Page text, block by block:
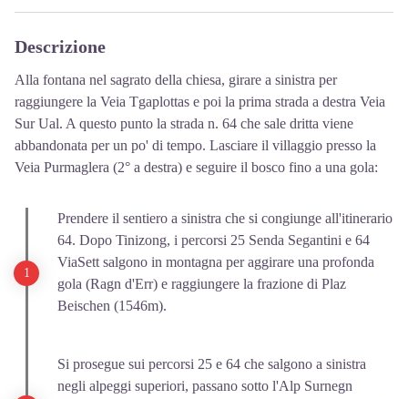
Descrizione
Alla fontana nel sagrato della chiesa, girare a sinistra per
raggiungere la Veia Tgaplottas e poi la prima strada a destra Veia
Sur Ual. A questo punto la strada n. 64 che sale dritta viene
abbandonata per un po' di tempo. Lasciare il villaggio presso la
Veia Purmaglera (2° a destra) e seguire il bosco fino a una gola:
Prendere il sentiero a sinistra che si congiunge all'itinerario
64. Dopo Tinizong, i percorsi 25 Senda Segantini e 64
ViaSett salgono in montagna per aggirare una profonda
gola (Ragn d'Err) e raggiungere la frazione di Plaz
Beischen (1546m).
Si prosegue sui percorsi 25 e 64 che salgono a sinistra
negli alpeggi superiori, passano sotto l'Alp Surnegn